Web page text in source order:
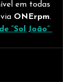
em todas
ONErpm.
“Sol João”